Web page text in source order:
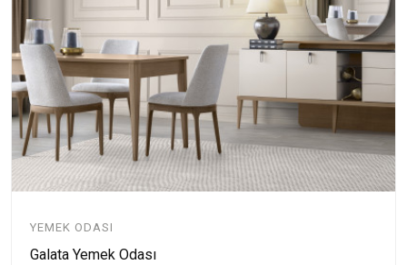
YEMEK ODASI
Galata Yemek Odası